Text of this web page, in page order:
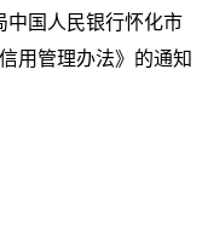
国人民银行怀化市
用管理办法》的通知